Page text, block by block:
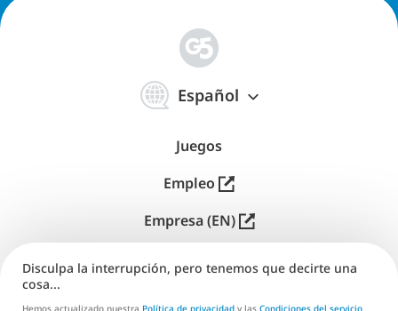
Español
体
中
Juegos
Empleo
Empresa (EN)
Editores (EN)
Disculpa la interrupción, pero tenemos que decirte una
cosa...
Hemos actualizado nuestra Política de privacidad y las Condiciones del servicio